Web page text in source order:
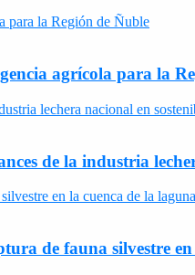
agrícola para la
de la industria
de fauna silvestre